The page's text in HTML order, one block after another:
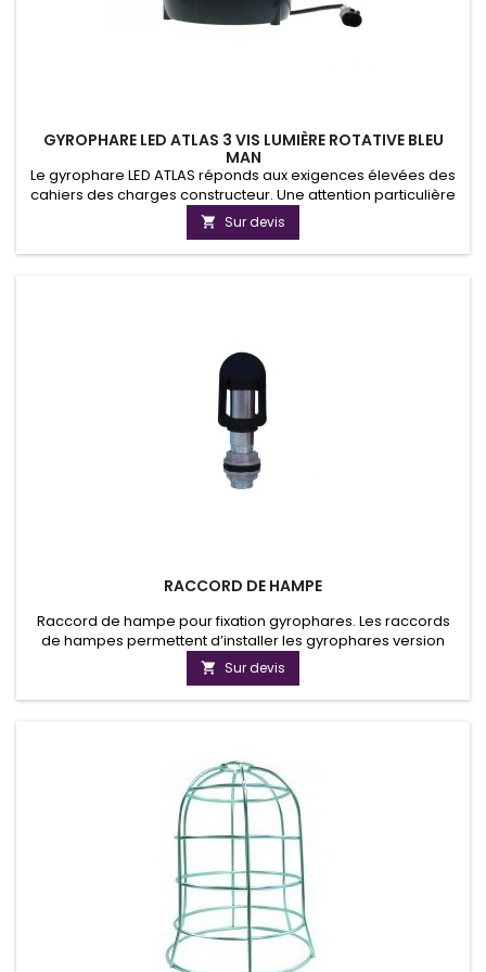
GYROPHARE LED ATLAS 3 VIS LUMIÈRE ROTATIVE BLEU
MAN
Le gyrophare LED ATLAS réponds aux exigences élevées des
cahiers des charges constructeur. Une attention particulière
a été portée à la gestion thermique des LED pour assurer une
durée de vie et un fonctionnement optimal dans les
situations les plus extrêmes.
 Sur devis
RACCORD DE HAMPE
Raccord de hampe pour fixation gyrophares. Les raccords
de hampes permettent d’installer les gyrophares version
hampe sur les véhicules industriels, ou agricoles selon vos
besoins de fixation.
 Sur devis